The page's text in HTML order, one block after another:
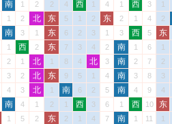
南 1 2 2 4 西 1 4 1 西 3 1
1 2 北 东 5 1 2 东 2 1 4 2
南 3 1 东 6 2 3 1 3 西 5 东
1 西 2 东 7 3 4 2 南 1 6 1
2 1 北 1 8 4 北 3 南 2 7 2
3 2 北 东 9 5 1 4 南 3 8 3
4 3 北 1 南 6 2 5 南 4 9 4
南 4 1 2 1 西 3 6 1 西 10 东
1 5 2 东 2 1 4 7 南 1 11 1